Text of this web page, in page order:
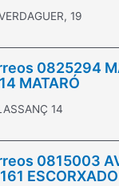
19
0825294
MATARÓ
14
0815003